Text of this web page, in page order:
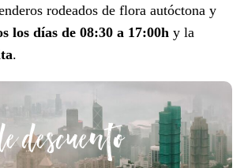
rodeados de flora autóctona y
los días de 08:30 a 17:00h y la
.
descuento